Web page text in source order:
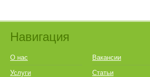
Навигация
О нас
Услуги
Вакансии
Статьи